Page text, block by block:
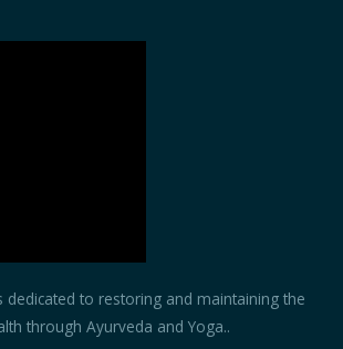
dedicated to restoring and maintaining the
through Ayurveda and Yoga..